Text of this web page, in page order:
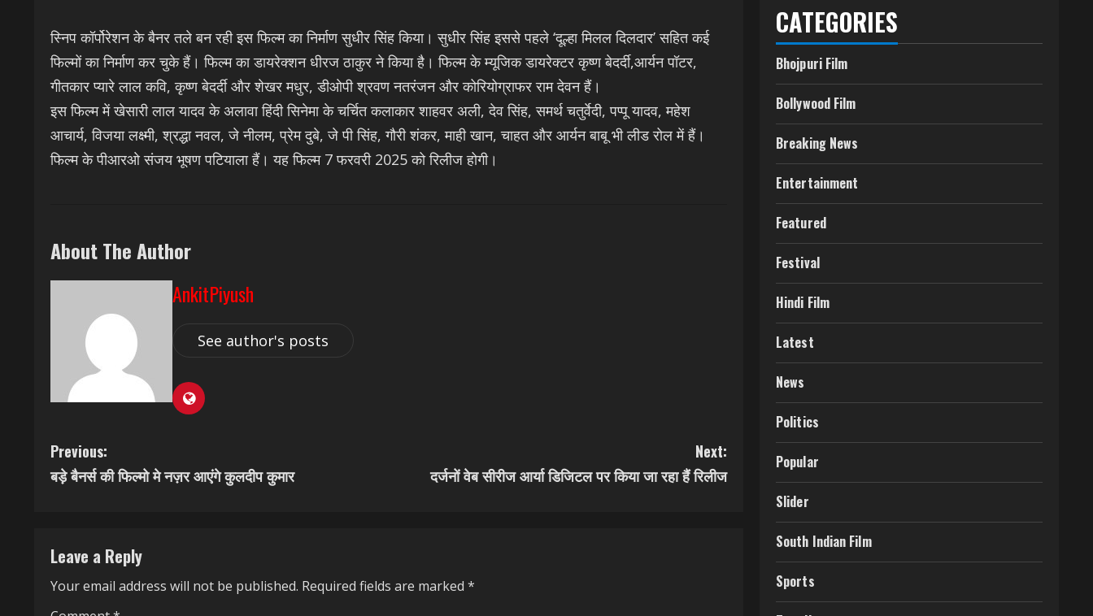
स्निप कॉर्पोरेशन के बैनर तले बन रही इस फिल्म का निर्माण सुधीर सिंह किया। सुधीर सिंह इससे पहले ‘दूल्हा मिलल दिलदार’ सहित कई
फिल्मों का निर्माण कर चुके हैं। फिल्म का डायरेक्शन धीरज ठाकुर ने किया है। फिल्म के म्यूजिक डायरेक्टर कृष्ण बेदर्दी,आर्यन पॉटर,
गीतकार प्यारे लाल कवि, कृष्ण बेदर्दी और शेखर मधुर, डीओपी श्रवण नतरंजन और कोरियोग्राफर राम देवन हैं।
इस फिल्म में खेसारी लाल यादव के अलावा हिंदी सिनेमा के चर्चित कलाकार शाहवर अली, देव सिंह, समर्थ चतुर्वेदी, पप्पू यादव, महेश
आचार्य, विजया लक्ष्मी, श्रद्धा नवल, जे नीलम, प्रेम दुबे, जे पी सिंह, गौरी शंकर, माही खान, चाहत और आर्यन बाबू भी लीड रोल में हैं।
फिल्म के पीआरओ संजय भूषण पटियाला हैं। यह फिल्म 7 फरवरी 2025 को रिलीज होगी।
About The Author
AnkitPiyush
See author's posts
C
o
t
i
Previous:
बड़े बैनर्स की फिल्मो मे नज़र आएंगे कुलदीप कुमार
Next:
दर्जनों वेब सीरीज आर्या डिजिटल पर किया जा रहा हैं रिलीज
Leave a Reply
Your email address will not be published. Required fields are marked *
CATEGORIES
Bhojpuri Film
Bollywood Film
Breaking News
Entertainment
Featured
Festival
Hindi Film
Latest
News
Politics
Popular
Slider
South Indian Film
Sports